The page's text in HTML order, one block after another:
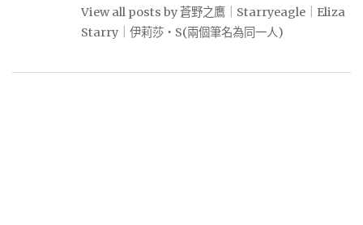
View all posts by 蒼野之鷹｜Starryeagle｜Eliza
Starry｜伊莉莎・S(兩個筆名為同一人)